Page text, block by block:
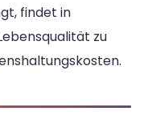
findet in
zu